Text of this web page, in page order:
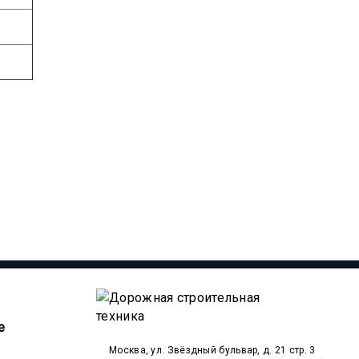
Москва, ул. Звёздный бульвар, д. 21 стр. 3